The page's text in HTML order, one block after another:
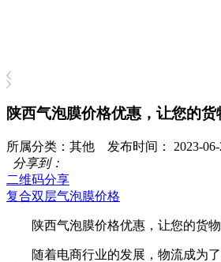
陕西气泡膜价格优惠，让您的货
所属分类：其他 发布时间： 2023-
分享到：
二维码分享
复合双层气泡膜价格
陕西气泡膜价格优惠，让您的货物
随着电商行业的发展，物流成为